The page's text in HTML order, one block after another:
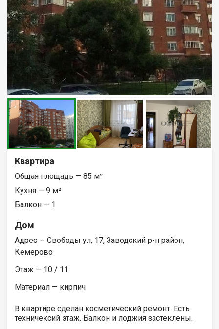
Квартира
Общая площадь — 85 м²
Кухня — 9 м²
Балкон — 1
Дом
Адрес — Свободы ул, 17, Заводский р-н район,
Кемерово
Этаж — 10 / 11
Материал — кирпич
В квартире сделан косметический ремонт. Есть
техничексий этаж. Балкон и лоджия застеклены.